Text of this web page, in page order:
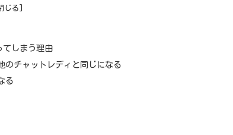
てしまう理由
のチャットレディと同じになる
る